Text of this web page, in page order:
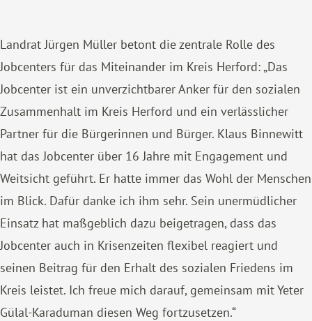
Landrat Jürgen Müller betont die zentrale Rolle des
Jobcenters für das Miteinander im Kreis Herford: „Das
Jobcenter ist ein unverzichtbarer Anker für den sozialen
Zusammenhalt im Kreis Herford und ein verlässlicher
Partner für die Bürgerinnen und Bürger. Klaus Binnewitt
hat das Jobcenter über 16 Jahre mit Engagement und
Weitsicht geführt. Er hatte immer das Wohl der Menschen
im Blick. Dafür danke ich ihm sehr. Sein unermüdlicher
Einsatz hat maßgeblich dazu beigetragen, dass das
Jobcenter auch in Krisenzeiten flexibel reagiert und
seinen Beitrag für den Erhalt des sozialen Friedens im
Kreis leistet. Ich freue mich darauf, gemeinsam mit Yeter
Gülal-Karaduman diesen Weg fortzusetzen.“